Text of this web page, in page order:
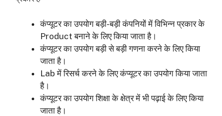
कंप्यूटर का उपयोग बड़ी-बड़ी कंपनियों में विभिन्न प्रकार के
Product बनाने के लिए किया जाता है।
कंप्यूटर का उपयोग बड़ी से बड़ी गणना करने के लिए किया
जाता है।
Lab में रिसर्च करने के लिए कंप्यूटर का उपयोग किया जाता
है।
कंप्यूटर का उपयोग शिक्षा के क्षेत्र में भी पढ़ाई के लिए किया
जाता है।